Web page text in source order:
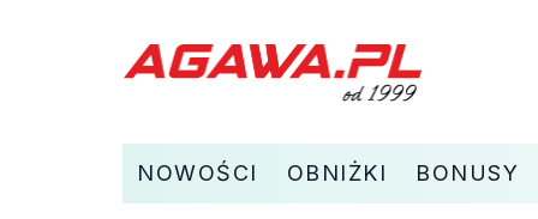
NOWOŚCI OBNIŻKI BONUSY